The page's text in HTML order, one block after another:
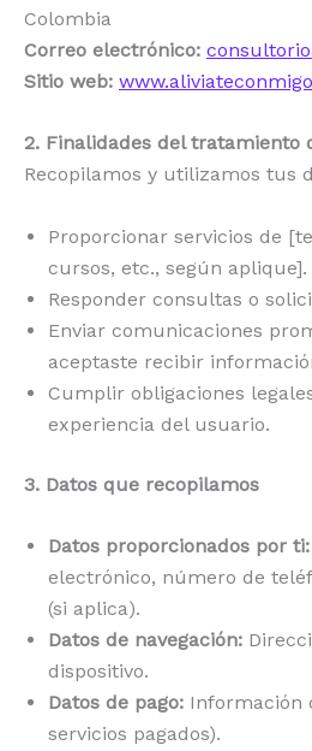
Colombia
Correo electrónico:
Sitio web:
2. Finalidades del tratamiento
Recopilamos y utilizamos tus
Proporcionar servicios de
cursos, etc., según aplique].
Responder consultas o
Enviar comunicaciones
aceptaste recibir
Cumplir obligaciones
experiencia del usuario.
3. Datos que recopilamos
Datos proporcionados por ti:
electrónico, número de
(si aplica).
Datos de navegación:
dispositivo.
Datos de pago: Información
servicios pagados).